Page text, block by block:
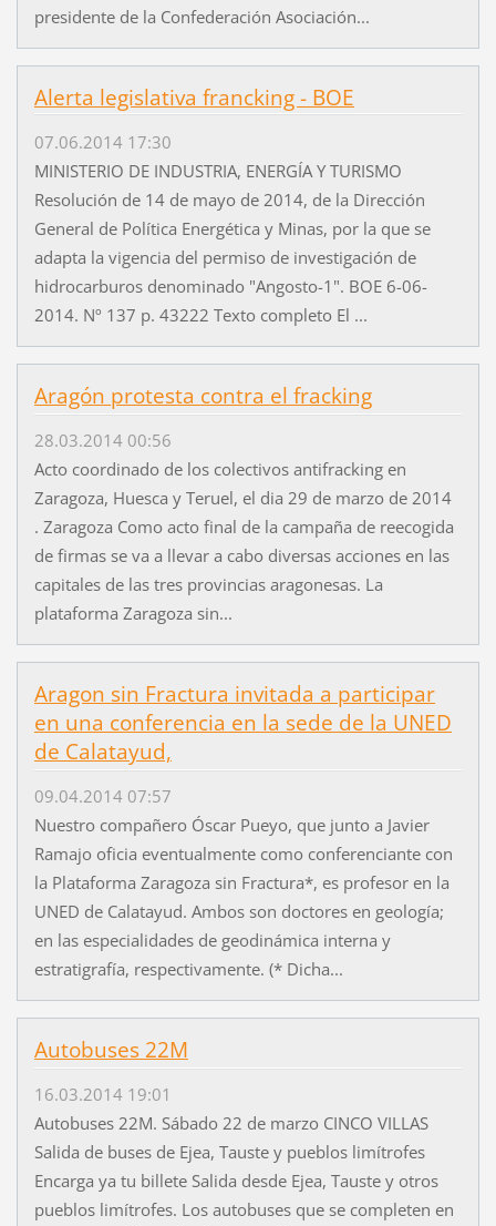
presidente de la Confederación Asociación...
Alerta legislativa francking - BOE
07.06.2014 17:30
MINISTERIO DE INDUSTRIA, ENERGÍA Y TURISMO
Resolución de 14 de mayo de 2014, de la Dirección
General de Política Energética y Minas, por la que se
adapta la vigencia del permiso de investigación de
hidrocarburos denominado "Angosto-1". BOE 6-06-
2014. Nº 137 p. 43222 Texto completo El ...
Aragón protesta contra el fracking
28.03.2014 00:56
Acto coordinado de los colectivos antifracking en
Zaragoza, Huesca y Teruel, el dia 29 de marzo de 2014
. Zaragoza Como acto final de la campaña de reecogida
de firmas se va a llevar a cabo diversas acciones en las
capitales de las tres provincias aragonesas. La
plataforma Zaragoza sin...
Aragon sin Fractura invitada a participar
en una conferencia en la sede de la UNED
de Calatayud,
09.04.2014 07:57
Nuestro compañero Óscar Pueyo, que junto a Javier
Ramajo oficia eventualmente como conferenciante con
la Plataforma Zaragoza sin Fractura*, es profesor en la
UNED de Calatayud. Ambos son doctores en geología;
en las especialidades de geodinámica interna y
estratigrafía, respectivamente. (* Dicha...
Autobuses 22M
16.03.2014 19:01
Autobuses 22M. Sábado 22 de marzo CINCO VILLAS
Salida de buses de Ejea, Tauste y pueblos limítrofes
Encarga ya tu billete Salida desde Ejea, Tauste y otros
pueblos limítrofes. Los autobuses que se completen en